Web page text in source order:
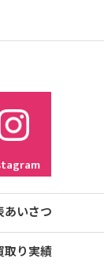
あいさつ
取り実績